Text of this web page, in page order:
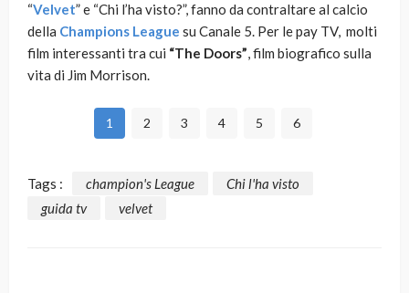
“Velvet” e “Chi l’ha visto?”, fanno da contraltare al calcio
della Champions League su Canale 5. Per le pay TV, molti
film interessanti tra cui “The Doors”, film biografico sulla
vita di Jim Morrison.
1 2 3 4 5 6
Tags : champion's League
Chi l'ha visto
guida tv
velvet